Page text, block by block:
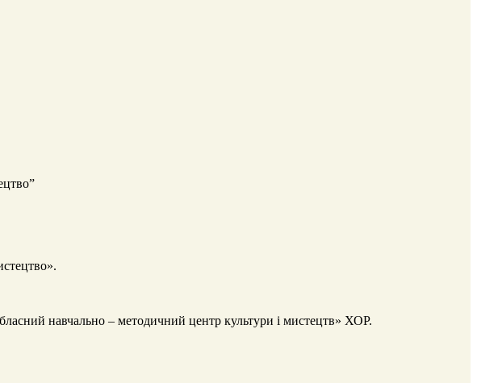
навчально – методичний центр культури і мистецтв» ХОР.